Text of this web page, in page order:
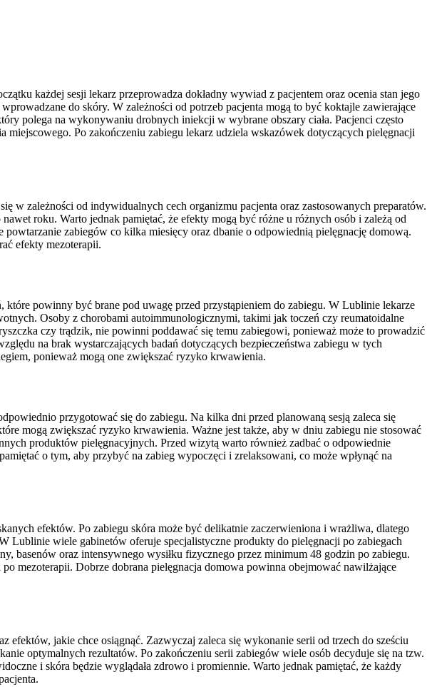
każdej sesji lekarz przeprowadza dokładny wywiad z pacjentem oraz ocenia stan jego
do skóry. W zależności od potrzeb pacjenta mogą to być koktajle zawierające
polega na wykonywaniu drobnych iniekcji w wybrane obszary ciała. Pacjenci często
Po zakończeniu zabiegu lekarz udziela wskazówek dotyczących pielęgnacji
w zależności od indywidualnych cech organizmu pacjenta oraz zastosowanych preparatów.
roku. Warto jednak pamiętać, że efekty mogą być różne u różnych osób i zależą od
zabiegów co kilka miesięcy oraz dbanie o odpowiednią pielęgnację domową.
efekty mezoterapii.
powinny być brane pod uwagę przed przystąpieniem do zabiegu. W Lublinie lekarze
Osoby z chorobami autoimmunologicznymi, takimi jak toczeń czy reumatoidalne
czy trądzik, nie powinni poddawać się temu zabiegowi, ponieważ może to prowadzić
na brak wystarczających badań dotyczących bezpieczeństwa zabiegu w tych
ponieważ mogą one zwiększać ryzyko krwawienia.
przygotować się do zabiegu. Na kilka dni przed planowaną sesją zaleca się
mogą zwiększać ryzyko krwawienia. Ważne jest także, aby w dniu zabiegu nie stosować
produktów pielęgnacyjnych. Przed wizytą warto również zadbać o odpowiednie
o tym, aby przybyć na zabieg wypoczęci i zrelaksowani, co może wpłynąć na
efektów. Po zabiegu skóra może być delikatnie zaczerwieniona i wrażliwa, dlatego
Lublinie wiele gabinetów oferuje specjalistyczne produkty do pielęgnacji po zabiegach
basenów oraz intensywnego wysiłku fizycznego przez minimum 48 godzin po zabiegu.
mezoterapii. Dobrze dobrana pielęgnacja domowa powinna obejmować nawilżające
jakie chce osiągnąć. Zazwyczaj zaleca się wykonanie serii od trzech do sześciu
optymalnych rezultatów. Po zakończeniu serii zabiegów wiele osób decyduje się na tzw.
i skóra będzie wyglądała zdrowo i promiennie. Warto jednak pamiętać, że każdy